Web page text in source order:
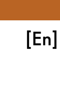
principal